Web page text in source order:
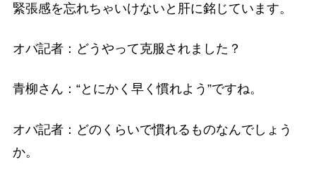
緊張感を忘れちゃいけないと肝に銘じています。
オバ記者：どうやって克服されました？
青柳さん：“とにかく早く慣れよう”ですね。
オバ記者：どのくらいで慣れるものなんでしょう
か。